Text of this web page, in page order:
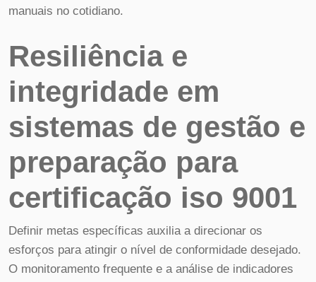
manuais no cotidiano.
Resiliência e
integridade em
sistemas de gestão e
preparação para
certificação iso 9001
Definir metas específicas auxilia a direcionar os
esforços para atingir o nível de conformidade desejado.
O monitoramento frequente e a análise de indicadores